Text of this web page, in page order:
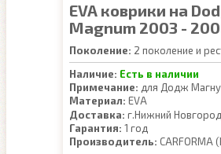
EVA коврики на
Magnum 2003 -
Поколение: 2 поколение и
Наличие: Есть в наличии
Примечание: для Додж
Материал: EVA
Доставка: г.Нижний Новгород
Гарантия: 1 год
Производитель: CARFORMA